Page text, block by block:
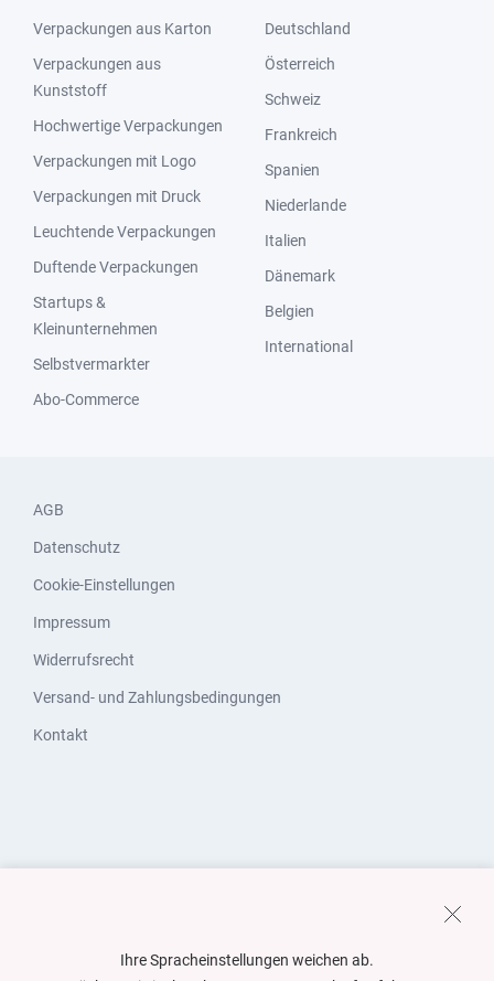
Verpackungen aus Karton
Verpackungen aus
Kunststoff
Hochwertige Verpackungen
Verpackungen mit Logo
Verpackungen mit Druck
Leuchtende Verpackungen
Duftende Verpackungen
Startups &
Kleinunternehmen
Selbstvermarkter
Abo-Commerce
Deutschland
Österreich
Schweiz
Frankreich
Spanien
Niederlande
Italien
Dänemark
Belgien
International
AGB
Datenschutz
Cookie-Einstellungen
Impressum
Widerrufsrecht
Versand- und Zahlungsbedingungen
Kontakt
Ihre Spracheinstellungen weichen ab.